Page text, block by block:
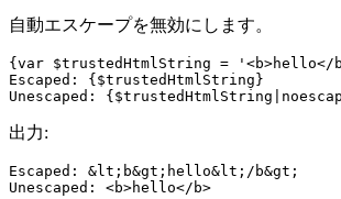
自動エスケープを無効にします。
{var $trustedHtmlString = '<b>hello</
Escaped: {$trustedHtmlString}
出力:
Escaped: &lt;b&gt;hello&lt;/b&gt;